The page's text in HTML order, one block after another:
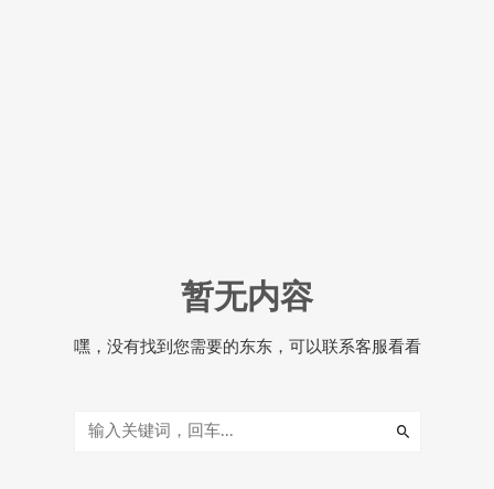
暂无内容
嘿，没有找到您需要的东东，可以联系客服看看